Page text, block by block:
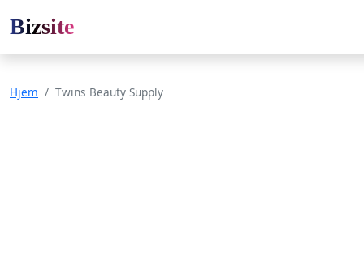
Bizsite
Hjem Twins Beauty Supply